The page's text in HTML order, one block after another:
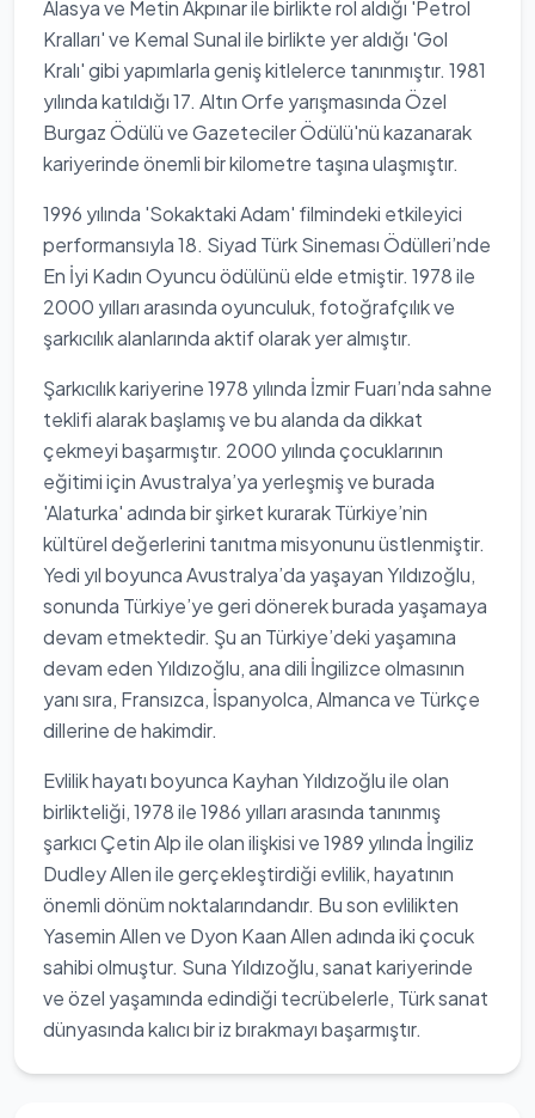
Alasya ve Metin Akpınar ile birlikte rol aldığı 'Petrol
Kralları' ve Kemal Sunal ile birlikte yer aldığı 'Gol
Kralı' gibi yapımlarla geniş kitlelerce tanınmıştır. 1981
yılında katıldığı 17. Altın Orfe yarışmasında Özel
Burgaz Ödülü ve Gazeteciler Ödülü'nü kazanarak
kariyerinde önemli bir kilometre taşına ulaşmıştır.
1996 yılında 'Sokaktaki Adam' filmindeki etkileyici
performansıyla 18. Siyad Türk Sineması Ödülleri’nde
En İyi Kadın Oyuncu ödülünü elde etmiştir. 1978 ile
2000 yılları arasında oyunculuk, fotoğrafçılık ve
şarkıcılık alanlarında aktif olarak yer almıştır.
Şarkıcılık kariyerine 1978 yılında İzmir Fuarı’nda sahne
teklifi alarak başlamış ve bu alanda da dikkat
çekmeyi başarmıştır. 2000 yılında çocuklarının
eğitimi için Avustralya’ya yerleşmiş ve burada
'Alaturka' adında bir şirket kurarak Türkiye’nin
kültürel değerlerini tanıtma misyonunu üstlenmiştir.
Yedi yıl boyunca Avustralya’da yaşayan Yıldızoğlu,
sonunda Türkiye’ye geri dönerek burada yaşamaya
devam etmektedir. Şu an Türkiye’deki yaşamına
devam eden Yıldızoğlu, ana dili İngilizce olmasının
yanı sıra, Fransızca, İspanyolca, Almanca ve Türkçe
dillerine de hakimdir.
Evlilik hayatı boyunca Kayhan Yıldızoğlu ile olan
birlikteliği, 1978 ile 1986 yılları arasında tanınmış
şarkıcı Çetin Alp ile olan ilişkisi ve 1989 yılında İngiliz
Dudley Allen ile gerçekleştirdiği evlilik, hayatının
önemli dönüm noktalarındandır. Bu son evlilikten
Yasemin Allen ve Dyon Kaan Allen adında iki çocuk
sahibi olmuştur. Suna Yıldızoğlu, sanat kariyerinde
ve özel yaşamında edindiği tecrübelerle, Türk sanat
dünyasında kalıcı bir iz bırakmayı başarmıştır.